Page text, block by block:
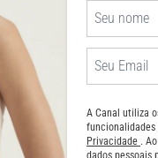
A Canal utiliza
funcionalidades
Privacidade .
dados pessoais